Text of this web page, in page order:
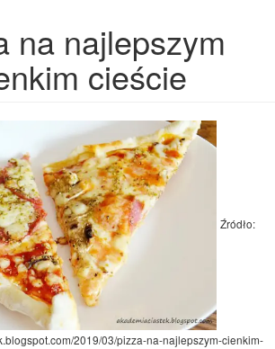
na najlepszym
cieście
Źródło:
2019/03/pizza-na-najlepszym-cienkim-